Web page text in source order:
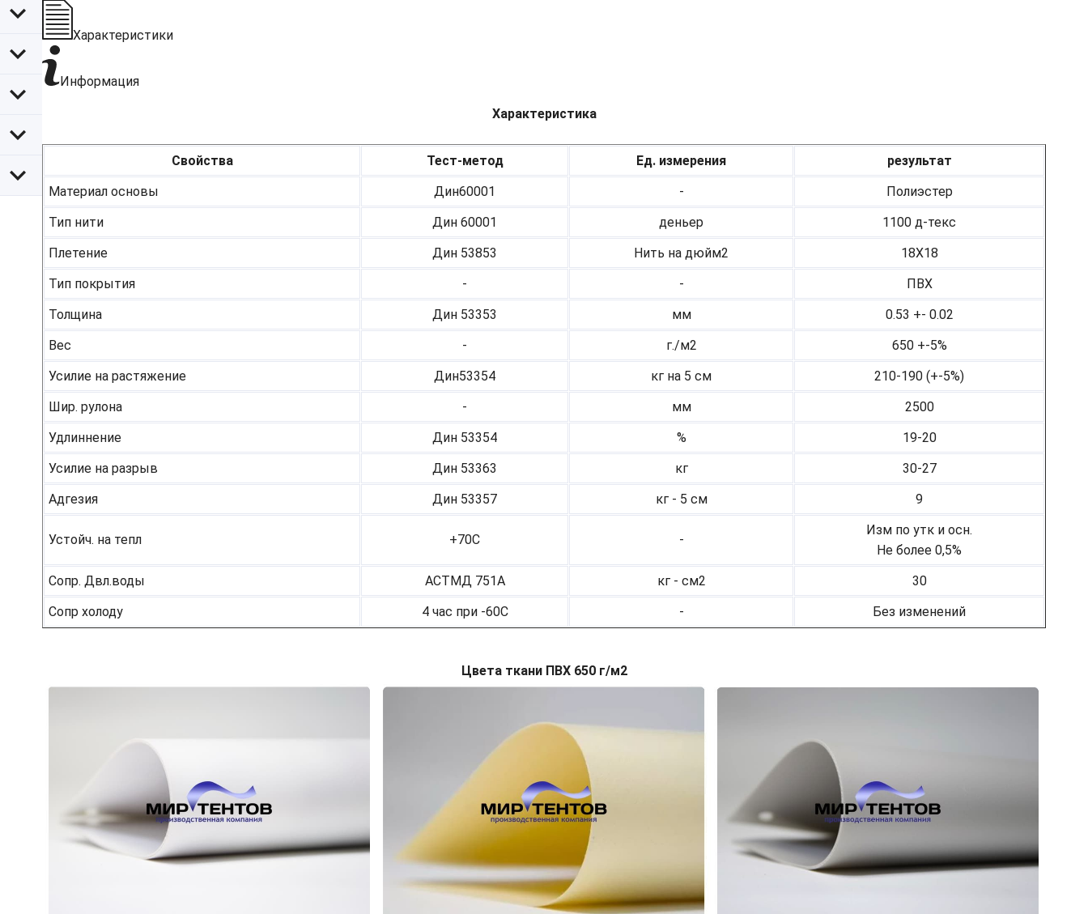
Характеристики
Информация
Характеристика
Свойства Тест-метод Ед. измерения
результат
Материал основы
Дин60001 -
Полиэстер
Тип нити
Дин 60001 деньер
1100 д-текс
Плетение
Дин 53853 Нить на дюйм2
18Х18
Тип покрытия
- -
ПВХ
Толщина
Дин 53353 мм
0.53 +- 0.02
Вес
- г./м2
650 +-5%
Усилие на растяжение
Дин53354 кг на 5 см
210-190 (+-5%)
Шир. рулона
- мм
2500
Удлиннение
Дин 53354 %
19-20
Усилие на разрыв
Дин 53363 кг
30-27
Адгезия
Дин 53357 кг - 5 см 9
Устойч. на тепл +70С -
Изм по утк и осн.
Не более 0,5%
Сопр. Двл.воды
АСТМД 751А кг - см2
30
Сопр холоду
4 час при -60С - Без изменений
Цвета ткани ПВХ 650 г/м2